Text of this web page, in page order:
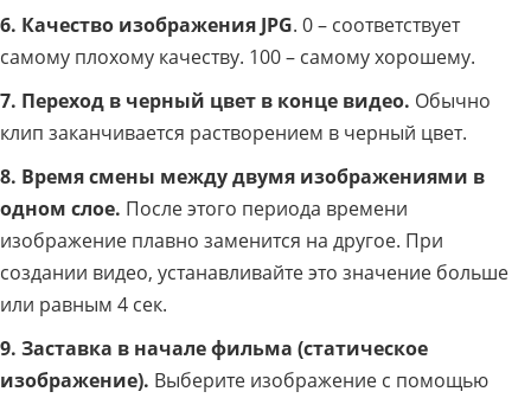
6. Качество изображения JPG. 0 – соответствует
самому плохому качеству. 100 – самому хорошему.
7. Переход в черный цвет в конце видео. Обычно
клип заканчивается растворением в черный цвет.
8. Время смены между двумя изображениями в
одном слое. После этого периода времени
изображение плавно заменится на другое. При
создании видео, устанавливайте это значение больше
или равным 4 сек.
9. Заставка в начале фильма (статическое
изображение). Выберите изображение с помощью